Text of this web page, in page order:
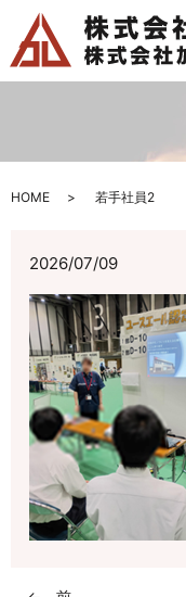
HOME 若手社員2
2026/07/09